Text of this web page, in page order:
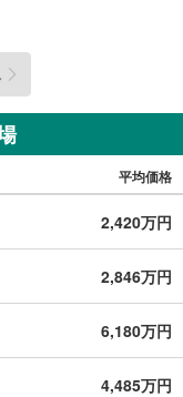
棟以上の限定物件を
会える物件が多数ご
談ください！※限定物
数社でのみご紹介可能
トの物件
平均価格
2,420万円
2,846万円
6,180万円
4,485万円